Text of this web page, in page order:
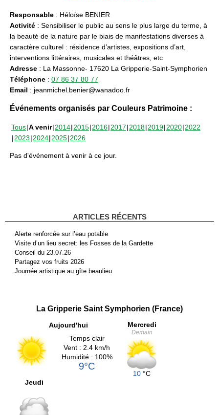
Responsable : Héloïse BENIER
Activité : Sensibiliser le public au sens le plus large du terme, à
la beauté de la nature par le biais de manifestations diverses à
caractère culturel : résidence d’artistes, expositions d’art,
interventions littéraires, musicales et théâtres, etc
Adresse : La Massonne- 17620 La Gripperie-Saint-Symphorien
Téléphone : 07 86 37 80 77
Email : jeanmichel.benier@wanadoo.fr
Événements organisés par Couleurs Patrimoine :
Tous A venir 2014 2015 2016 2017 2018 2019 2020 2022
2023 2024 2025 2026
Pas d'événement à venir à ce jour.
ARTICLES RÉCENTS
Alerte renforcée sur l’eau potable
Visite d’un lieu secret: les Fosses de la Gardette
Conseil du 23.07.26
Partagez vos fruits 2026
Journée artistique au gîte beaulieu
La Gripperie Saint Symphorien (France)
Aujourd'hui
Temps clair
Vent : 2.4 km/h
Humidité : 100%
9°C
Mercredi
Demain
10 °C
Jeudi